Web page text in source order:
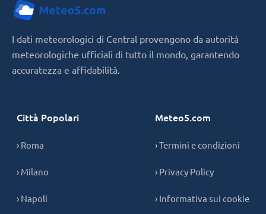
I dati meteorologici di Central provengono da autorità
meteorologiche ufficiali di tutto il mondo, garantendo
accuratezza e affidabilità.
Città Popolari
› Roma
› Milano
› Napoli
Meteo5.com
› Termini e condizioni
› Privacy Policy
› Informativa sui cookie